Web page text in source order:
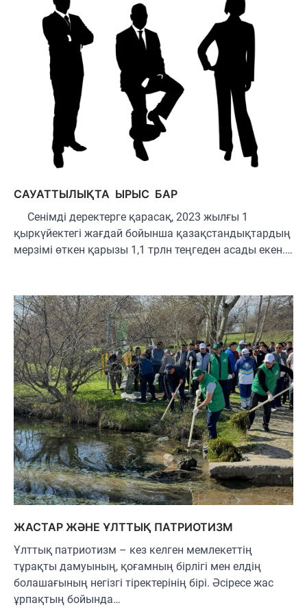
САУАТТЫЛЫҚТА ЫРЫС БАР
Сенімді деректерге қарасақ, 2023 жылғы 1
қыркүйектегі жағдай бойынша қазақстандықтардың
мерзімі өткен қарызы 1,1 трлн теңгеден асады екен.…
ЖАСТАР ЖӘНЕ ҰЛТТЫҚ ПАТРИОТИЗМ
Ұлттық патриотизм – кез келген мемлекеттің
тұрақты дамуының, қоғамның бірлігі мен елдің
болашағының негізгі тіректерінің бірі. Әсіресе жас
ұрпақтың бойында…